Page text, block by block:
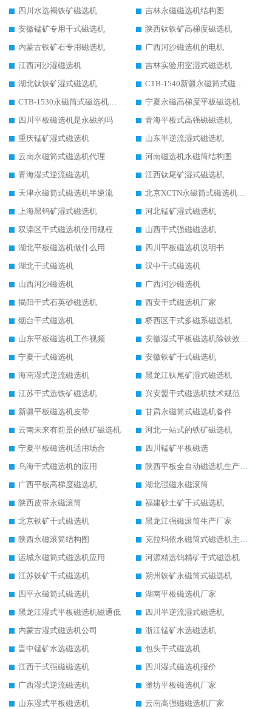
四川水选褐铁矿磁选机
吉林永磁磁选机结构图
安徽锰矿专用干式磁选机
陕西钛铁矿高梯度磁选机
内蒙古铁矿石专用磁选机
广西河沙磁选机的电机
江西河沙湿磁选机
吉林实验用室湿式磁选机
湖北钛铁矿湿式磁选机
CTB-1540新疆永磁筒式磁选机
CTB-1530永磁筒式磁选机代理商
宁夏永磁高梯度平板磁选机
四川平板磁选机是永磁的吗
青海平板式高强磁磁选机
重庆锰矿湿式磁选机
山东半逆流湿式磁选机
云南永磁筒式磁选机代理
河南磁选机永磁筒结构图
青海湿式逆流磁选机
江西钛尾矿湿式磁选机
天津永磁筒式磁选机半逆流
北京XCTN永磁筒式磁选机磁块位置
上海黑钨矿湿式磁选机
河北锰矿湿式磁选机
双滦区干式磁选机使用规程
山西干式强磁磁选机
湖北平板磁选机做什么用
四川平板磁选机说明书
湖北干式磁选机
汉中干式磁选机
山西河沙磁选机
广西河沙磁选机
揭阳干式石英砂磁选机
西安干式磁选机厂家
烟台干式磁选机
桥西区干式多磁系磁选机
山东平板磁选机工作视频
安徽湿式平板磁选机除铁效果怎么样
宁夏干式磁选机
安徽铁矿干式磁选机
海南湿式逆流磁选机
黑龙江钛尾矿湿式磁选机
江苏干式选铁矿磁选机
兴安盟干式磁选机技术规范
新疆平板磁选机皮带
甘肃永磁筒式磁选机备件
云南未来有前景的铁矿磁选机
河北一站式的铁矿磁选机
宁夏平板磁选机适用场合
四川锰矿平板磁选
乌海干式磁选机的应用
陕西平板全自动磁选机生产厂家
广西平板高梯度磁选机
湖北强磁永磁滚筒
陕西皮带永磁滚筒
福建砂土矿干式磁选机
北京铁矿干式磁选机
黑龙江强磁滚筒生产厂家
陕西永磁滚筒结构图
克拉玛依永磁筒式磁选机主要技术参数
运城永磁筒式磁选机应用
河源精选钨精矿干式磁选机
江苏铁矿干式磁选机
朔州铁矿永磁筒式磁选机
四平永磁筒式磁选机
湖南平板磁选机厂家
黑龙江湿式平板磁选机磁通低
四川半逆流湿式磁选机
内蒙古湿式磁选机公司
浙江锰矿水选磁选机
晋中锰矿水选磁选机
包头干式磁选机
江西干式强磁磁选机
四川湿式磁选机报价
广西湿式逆流磁选机
潍坊平板磁选机厂家
山东湿式平板磁选机
云南高强磁磁选机厂家